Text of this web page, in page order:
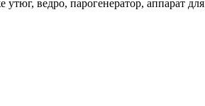
утюг, ведро, парогенератор,